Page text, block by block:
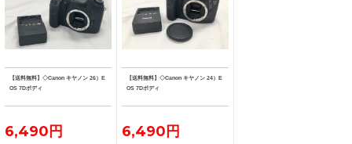
【送料無料】◇Canon キヤノン 26）E
OS 7Dボディ
6,490円
【送料無料】◇Canon キヤノン 24）E
OS 7Dボディ
6,490円